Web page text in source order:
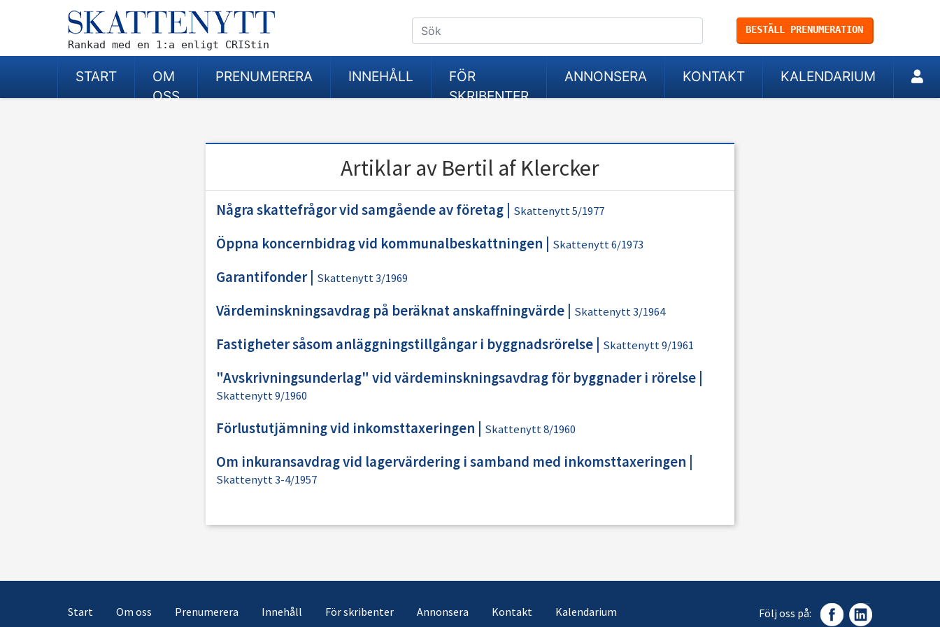
Rankad med en 1:a enligt CRIStin
BESTÄLL PRENUMERATION
START
OM
OSS
PRENUMERERA INNEHÅLL
FÖR
SKRIBENTER
ANNONSERA KONTAKT KALENDARIUM
Artiklar av Bertil af Klercker
Några skattefrågor vid samgående av företag| Skattenytt 5/1977
Öppna koncernbidrag vid kommunalbeskattningen Skattenytt 6/1973
Garantifonder| Skattenytt 3/1969
Värdeminskningsavdrag på beräknat anskaffningvärde| Skattenytt 3/1964
Fastigheter såsom anläggningstillgångar i byggnadsrörelse| Skattenytt 9/1961
"Avskrivningsunderlag" vid värdeminskningsavdrag för byggnader i rörelse|
Skattenytt 9/1960
Förlustutjämning vid inkomsttaxeringen Skattenytt 8/1960
Om inkuransavdrag vid lagervärdering i samband med inkomsttaxeringen
Skattenytt 3-4/1957
Start Om oss Prenumerera Innehåll För skribenter Annonsera Kontakt Kalendarium Följ oss på: